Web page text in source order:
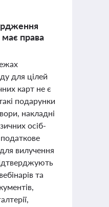
права
для цілей
карт не є
подарунки
накладні
осіб-
вилучення
та